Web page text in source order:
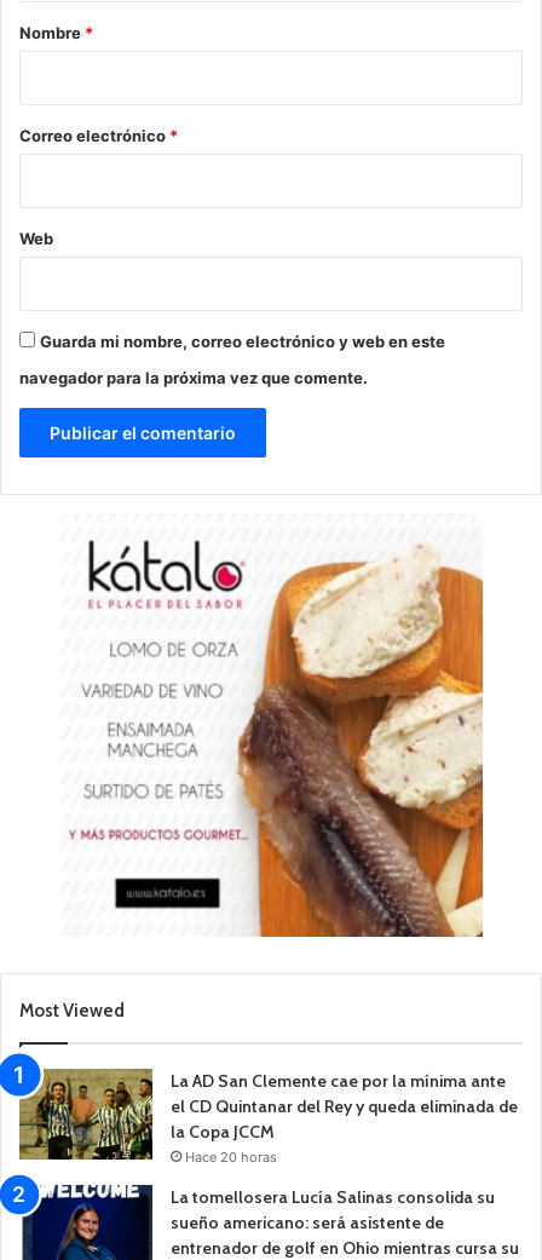
r
*
Nombre *
Correo electrónico *
Web
Guarda mi nombre, correo electrónico y web en este
navegador para la próxima vez que comente.
Most Viewed
La AD San Clemente cae por la mínima ante
el CD Quintanar del Rey y queda eliminada de
la Copa JCCM
Hace 20 horas
La tomellosera Lucía Salinas consolida su
sueño americano: será asistente de
entrenador de golf en Ohio mientras cursa su